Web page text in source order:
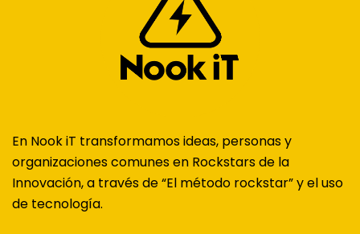
En Nook iT transformamos ideas, personas y
organizaciones comunes en Rockstars de la
Innovación, a través de “El método rockstar” y el uso
de tecnología.